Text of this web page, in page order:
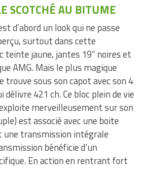
SCOTCHÉ AU BITUME
d’abord un look qui ne passe
surtout dans cette
teinte jaune, jantes 19“ noires et
AMG. Mais le plus magique
trouve sous son capot avec son 4
421 ch. Ce bloc plein de vie
merveilleusement sur son
est associé avec une boite
une transmission intégrale
bénéficie d’un
En action en rentrant fort